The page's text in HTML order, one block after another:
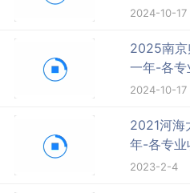
2024-10-17
2025南京
一年-各专
2024-10-17
2021河海
年-各专业
2023-2-4